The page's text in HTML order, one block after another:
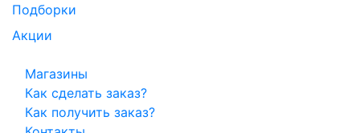
Подборки
Акции
Магазины
Как сделать заказ?
Как получить заказ?